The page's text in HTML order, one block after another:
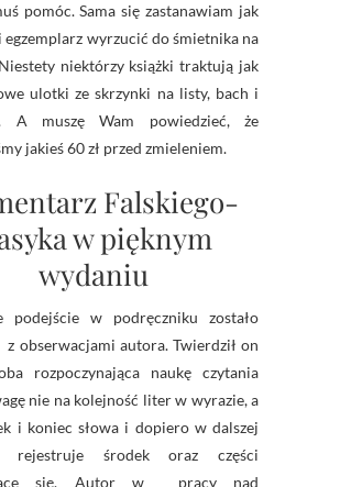
pomóc. Sama się zastanawiam jak
egzemplarz wyrzucić do śmietnika na
niektórzy książki traktują jak
ulotki ze skrzynki na listy, bach i
A muszę Wam powiedzieć, że
jakieś 60 zł przed zmieleniem.
Falskiego-
w pięknym
wydaniu
podejście w podręczniku zostało
z obserwacjami autora. Twierdził on
rozpoczynająca naukę czytania
nie na kolejność liter w wyrazie, a
i koniec słowa i dopiero w dalszej
rejestruje środek oraz części
się. Autor w pracy nad